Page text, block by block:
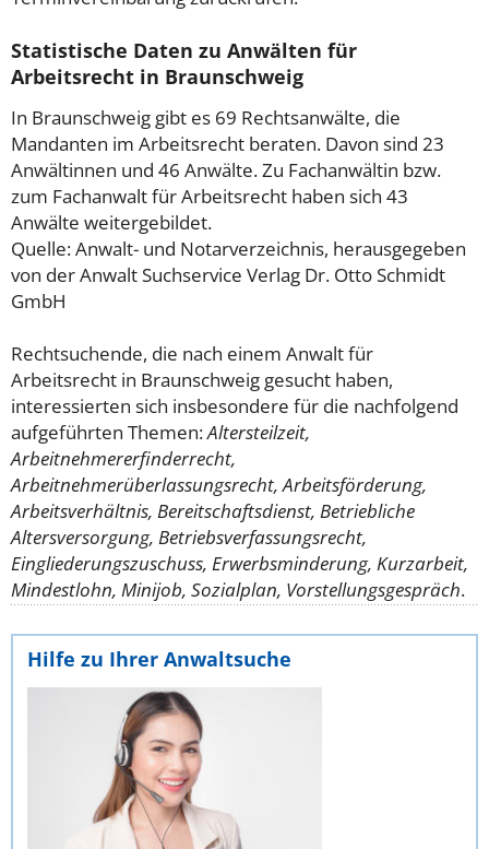
Statistische Daten zu Anwälten für
Arbeitsrecht in Braunschweig
In Braunschweig gibt es 69 Rechtsanwälte, die
Mandanten im Arbeitsrecht beraten. Davon sind 23
Anwältinnen und 46 Anwälte. Zu Fachanwältin bzw.
zum Fachanwalt für Arbeitsrecht haben sich 43
Anwälte weitergebildet.
Quelle: Anwalt- und Notarverzeichnis, herausgegeben
von der Anwalt Suchservice Verlag Dr. Otto Schmidt
GmbH
Rechtsuchende, die nach einem Anwalt für
Arbeitsrecht in Braunschweig gesucht haben,
interessierten sich insbesondere für die nachfolgend
aufgeführten Themen:Altersteilzeit,
Arbeitnehmererfinderrecht,
Arbeitnehmerüberlassungsrecht, Arbeitsförderung,
Arbeitsverhältnis, Bereitschaftsdienst, Betriebliche
Altersversorgung, Betriebsverfassungsrecht,
Eingliederungszuschuss, Erwerbsminderung, Kurzarbeit,
Mindestlohn, Minijob, Sozialplan, Vorstellungsgespräch.
Hilfe zu Ihrer Anwaltsuche